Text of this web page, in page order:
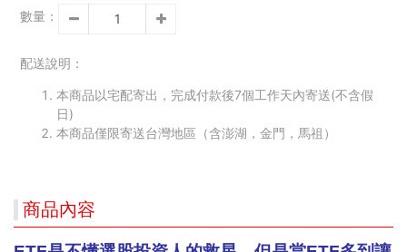
數量：
配送說明：
本商品以宅配寄出，完成付款後7個工作天內寄送(不含假
日)
本商品僅限寄送台灣地區（含澎湖，金門，馬祖）
商品內容